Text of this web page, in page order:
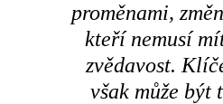
proměnami,
kteří nemusí
zvědavost.
však může